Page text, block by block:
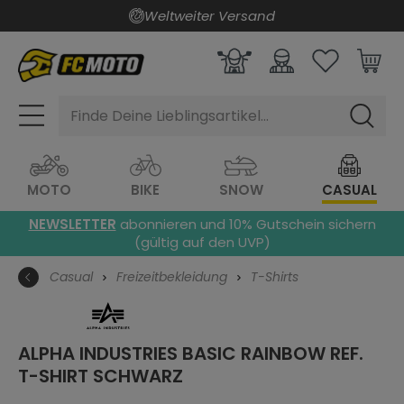
Weltweiter Versand
MOTO BIKE SNOW CASUAL
Finde Deine Lieblingsartikel...
NEWSLETTER abonnieren und 10% Gutschein sichern
(gültig auf den UVP)
Casual Freizeitbekleidung T-Shirts
ALPHA INDUSTRIES BASIC RAINBOW REF.
T-SHIRT SCHWARZ